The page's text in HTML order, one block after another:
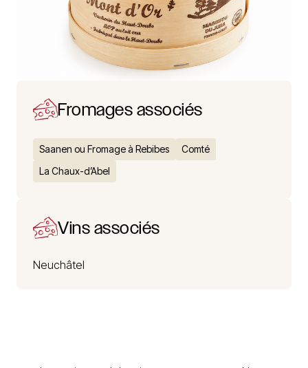
Fromages associés
Saanen ou Fromage à Rebibes
Comté
La Chaux-d’Abel
Vins associés
Neuchâtel